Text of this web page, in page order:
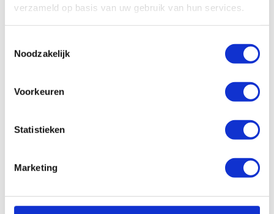
verzameld op basis van uw gebruik van hun services.
Noodzakelijk
Voorkeuren
Statistieken
Marketing
Ons wagenpark Vragen vooraf